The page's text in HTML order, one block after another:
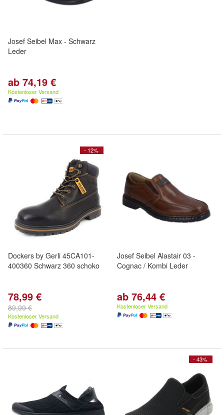
Josef Seibel Max - Schwarz
Leder
ab 74,19 €
Kostenloser Versand
- 12%
Dockers by Gerli 45CA101-
400360 Schwarz 360 schoko
78,99 €
89,99 €
Kostenloser Versand
Josef Seibel Alastair 03 -
Cognac / Kombi Leder
ab 76,44 €
Kostenloser Versand
- 43%